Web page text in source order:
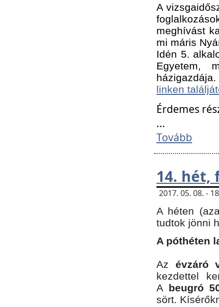
A
meghívást
mi máris
Idén 5.
Egyetem,
linken
Érdemes
...
Tovább
14. hét,
2017. 05. 08. -
A héten
tudtok jönni
A póthéten
Az évzáró
kezdettel
A beugró
sört.